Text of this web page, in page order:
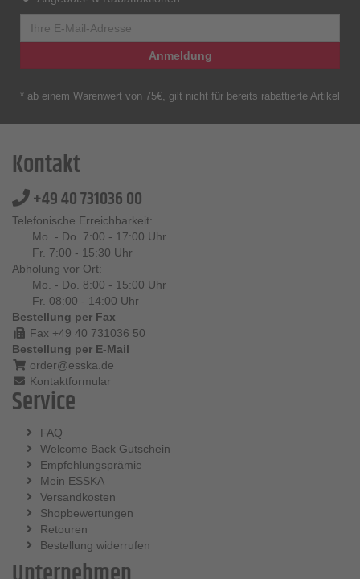
Anmeldung
* ab einem Warenwert von 75€, gilt nicht für bereits rabattierte Artikel
Kontakt
+49 40 731036 00
Telefonische Erreichbarkeit:
Mo. - Do. 7:00 - 17:00 Uhr
Fr. 7:00 - 15:30 Uhr
Abholung vor Ort:
Mo. - Do. 8:00 - 15:00 Uhr
Fr. 08:00 - 14:00 Uhr
Bestellung per Fax
Fax +49 40 731036 50
Bestellung per E-Mail
order@esska.de
Kontaktformular
Service
FAQ
Welcome Back Gutschein
Empfehlungsprämie
Mein ESSKA
Versandkosten
Shopbewertungen
Retouren
Bestellung widerrufen